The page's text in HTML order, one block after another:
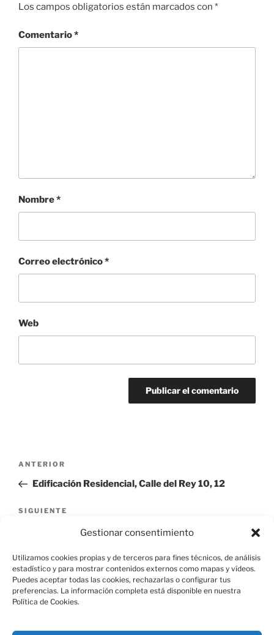
Gestionar consentimiento
Utilizamos cookies propias y de terceros para fines técnicos, de análisis
estadístico y para mostrar contenidos externos como mapas y vídeos.
Puedes aceptar todas las cookies, rechazarlas o configurar tus
preferencias. La información completa está disponible en nuestra
Política de Cookies.
Los campos obligatorios están marcados con *
Comentario*
Nombre*
Correo electrónico*
Web
Navegación
entradas
Entrada
anterior:
ANTERIOR
Edificación Residencial, Calle del Rey 10, 12
Siguiente
SIGUIENTE
Edificación Residencial, Calle del Rey 14